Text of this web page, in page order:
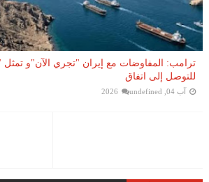
ترامب: المفاوضات مع إيران "تجري الآن"و تمثل
للتوصل إلى اتفاق
آب 04, 2026 undefined